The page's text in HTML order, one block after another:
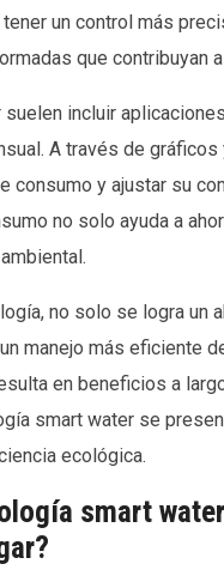
un control más
que contribuyan
incluir
A través de
consumo y ajustar su
no solo ayuda a
no solo se logra un
manejo más eficiente
en beneficios a
smart water se
ecológica.
smart